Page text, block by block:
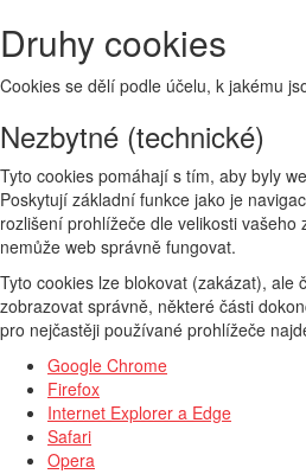
Druhy cookies
Cookies se dělí podle účelu, k jakému
Nezbytné (technické)
Tyto cookies pomáhají s tím, aby byly
Poskytují základní funkce jako je
rozlišení prohlížeče dle velikosti
nemůže web správně fungovat.
Tyto cookies lze blokovat (zakázat), ale
zobrazovat správně, některé části
pro nejčastěji používané prohlížeče
Google Chrome
Firefox
Internet Explorer a Edge
Safari
Opera